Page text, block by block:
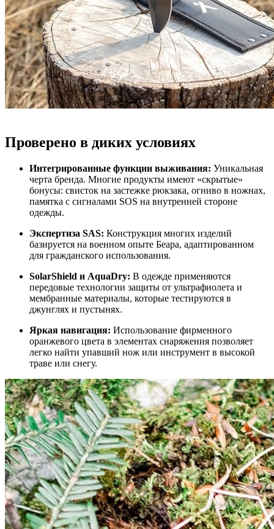
Проверено в диких условиях
Интегрированные функции выживания: Уникальная
черта бренда. Многие продукты имеют «скрытые»
бонусы: свисток на застежке рюкзака, огниво в ножнах,
памятка с сигналами SOS на внутренней стороне
одежды.
Экспертиза SAS: Конструкция многих изделий
базируется на военном опыте Беара, адаптированном
для гражданского использования.
SolarShield и AquaDry: В одежде применяются
передовые технологии защиты от ультрафиолета и
мембранные материалы, которые тестируются в
джунглях и пустынях.
Яркая навигация: Использование фирменного
оранжевого цвета в элементах снаряжения позволяет
легко найти упавший нож или инструмент в высокой
траве или снегу.